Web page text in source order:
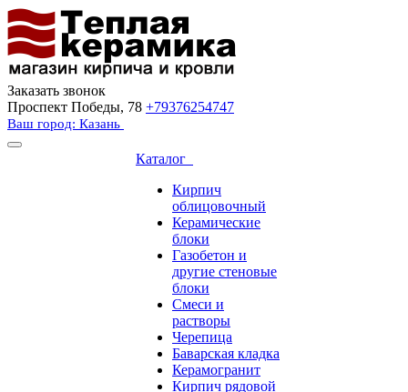
Заказать звонок
Проспект Победы, 78 +79376254747
Ваш город: Казань
Каталог
Кирпич
облицовочный
Керамические
блоки
Газобетон и
другие стеновые
блоки
Смеси и
растворы
Черепица
Баварская кладка
Керамогранит
Кирпич рядовой